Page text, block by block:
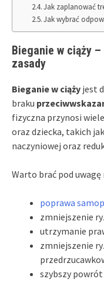
Jak zaplanować
Jak wybrać
Bieganie w ciąży
zasady
Bieganie w ciąży jest
braku
fizyczna przynosi
oraz dziecka, takich
naczyniowej oraz
Warto brać pod uwagę
poprawa
zmniejszenie
utrzymanie
zmniejszenie
szybszy